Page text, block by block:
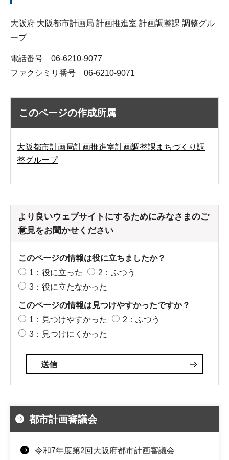
大阪府 大阪都市計画局 計画推進室 計画調整課 調整グル
ープ
電話番号 06-6210-9077
ファクシミリ番号 06-6210-9071
このページの作成所属
大阪都市計画局計画推進室計画調整課まちづくり調
整グループ
より良いウェブサイトにするためにみなさまのご
意見をお聞かせください
このページの情報は役に立ちましたか？
1：役に立った
2：ふつう
3：役に立たなかった
このページの情報は見つけやすかったですか？
1：見つけやすかった
2：ふつう
3：見つけにくかった
都市計画審議会
令和7年度第2回大阪府都市計画審議会